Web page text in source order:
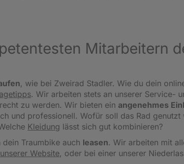
Mitarbeitern
, wie bei Zweirad Stadler. Wie du dein
. Wir arbeiten stets an unserer Service-
zu werden. Wir bieten ein angenehmes
und professionell. Wofür soll das Rad genutzt
Kleidung lässt sich gut kombinieren?
Traumbike auch leasen. Wir arbeiten mit
Website, oder bei einer unserer